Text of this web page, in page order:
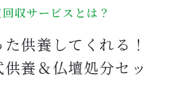
収サービスとは？
供養してくれる！
養＆仏壇処分セッ